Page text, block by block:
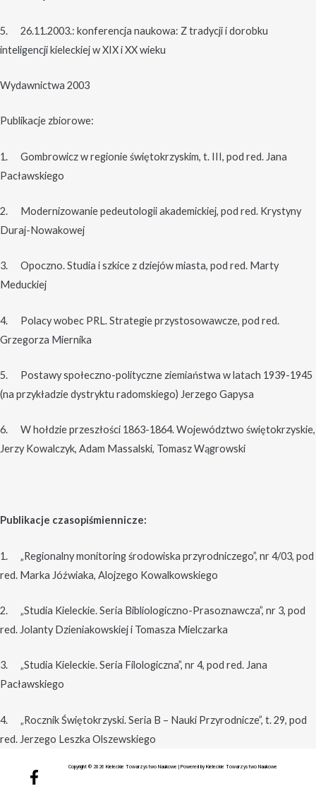
5. 26.11.2003.: konferencja naukowa: Z tradycji i dorobku
inteligencji kieleckiej w XIX i XX wieku
Wydawnictwa 2003
Publikacje zbiorowe:
1. Gombrowicz w regionie świętokrzyskim, t. III, pod red. Jana
Pacławskiego
2. Modernizowanie pedeutologii akademickiej, pod red. Krystyny
Duraj-Nowakowej
3. Opoczno. Studia i szkice z dziejów miasta, pod red. Marty
Meduckiej
4. Polacy wobec PRL. Strategie przystosowawcze, pod red.
Grzegorza Miernika
5. Postawy społeczno-polityczne ziemiaństwa w latach 1939-1945
(na przykładzie dystryktu radomskiego) Jerzego Gapysa
6. W hołdzie przeszłości 1863-1864. Województwo świętokrzyskie,
Jerzy Kowalczyk, Adam Massalski, Tomasz Wągrowski
Publikacje czasopiśmiennicze:
1. „Regionalny monitoring środowiska przyrodniczego”, nr 4/03, pod
red. Marka Jóźwiaka, Alojzego Kowalkowskiego
2. „Studia Kieleckie. Seria Bibliologiczno-Prasoznawcza”, nr 3, pod
red. Jolanty Dzieniakowskiej i Tomasza Mielczarka
3. „Studia Kieleckie. Seria Filologiczna”, nr 4, pod red. Jana
Pacławskiego
4. „Rocznik Świętokrzyski. Seria B – Nauki Przyrodnicze”, t. 29, pod
red. Jerzego Leszka Olszewskiego
F
a
Y
o
Copyright © 2026 Kieleckie Towarzystwo Naukowe | Powered by Kieleckie Towarzystwo Naukowe